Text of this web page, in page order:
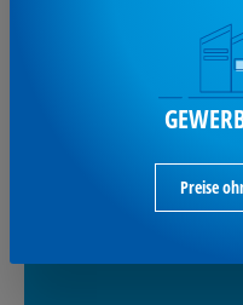
Gutschein für deine
Preise